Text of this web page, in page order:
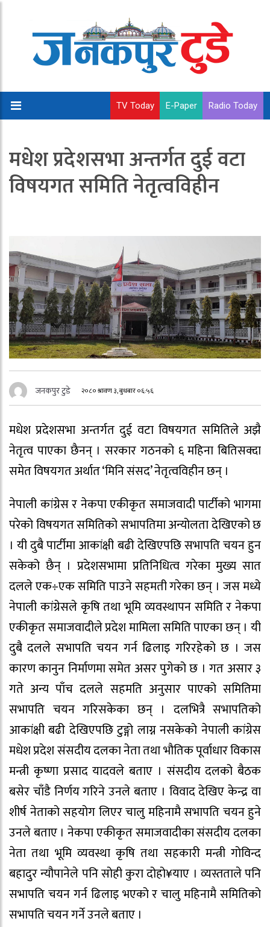
TV Today E-Paper Radio Today
मधेश प्रदेशसभा अन्तर्गत दुई वटा
विषयगत समिति नेतृत्वविहीन
जनकपुर टुडे २०८० श्रावण ३, बुधबार ०६:५६
मधेश प्रदेशसभा अन्तर्गत दुई वटा विषयगत समितिले अझै
नेतृत्व पाएका छैनन् । सरकार गठनको ६ महिना बितिसक्दा
समेत विषयगत अर्थात ‘मिनि संसद’ नेतृत्वविहीन छन् ।
नेपाली कांग्रेस र नेकपा एकीकृत समाजवादी पार्टीको भागमा
परेको विषयगत समितिको सभापतिमा अन्योलता देखिएको छ
। यी दुबै पार्टीमा आकांक्षी बढी देखिएपछि सभापति चयन हुन
सकेको छैन् । प्रदेशसभामा प्रतिनिधित्व गरेका मुख्य सात
दलले एक÷एक समिति पाउने सहमती गरेका छन् । जस मध्ये
नेपाली कांग्रेसले कृषि तथा भूमि व्यवस्थापन समिति र नेकपा
एकीकृत समाजवादीले प्रदेश मामिला समिति पाएका छन् । यी
दुबै दलले सभापति चयन गर्न ढिलाइ गरिरहेको छ । जस
कारण कानुन निर्माणमा समेत असर पुगेको छ । गत असार ३
गते अन्य पाँच दलले सहमति अनुसार पाएको समितिमा
सभापति चयन गरिसकेका छन् । दलभित्रै सभापतिको
आकांक्षी बढी देखिएपछि टुङ्गो लाग्न नसकेको नेपाली कांग्रेस
मधेश प्रदेश संसदीय दलका नेता तथा भौतिक पूर्वाधार विकास
मन्त्री कृष्णा प्रसाद यादवले बताए । संसदीय दलको बैठक
बसेर चाँडै निर्णय गरिने उनले बताए । विवाद देखिए केन्द्र वा
शीर्ष नेताको सहयोग लिएर चालु महिनामै सभापति चयन हुने
उनले बताए । नेकपा एकीकृत समाजवादीका संसदीय दलका
नेता तथा भूमि व्यवस्था कृषि तथा सहकारी मन्त्री गोविन्द
बहादुर न्यौपानेले पनि सोही कुरा दोहो¥याए । व्यस्तताले पनि
सभापति चयन गर्न ढिलाइ भएको र चालु महिनामै समितिको
सभापति चयन गर्ने उनले बताए ।